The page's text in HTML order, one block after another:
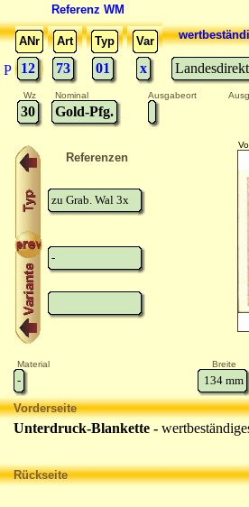
Referenz WM
ANr Art Typ Var
P 12 73 01 x
Wz Nominal Ausgabeort
30 Gold-Pfg.
Referenzen
zu Grab. Wal 3x
-
Material Breite
- 134mm
Vorderseite
Unterdruck-Blankette -
Rückseite